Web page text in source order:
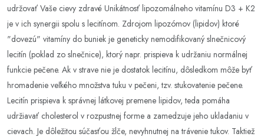
udržovať Vaše cievy zdravé Unikátnosť lipozomálneho vitamínu D3 + K2
je v ich synergii spolu s lecitínom. Zdrojom lipozómov (lipidov) ktoré
"dovezú" vitamíny do buniek je geneticky nemodifikovaný slnečnicový
lecitín (poklad zo slnečnice), ktorý napr. prispieva k udržaniu normálnej
funkcie pečene. Ak v strave nie je dostatok lecitínu, dôsledkom môže byť
hromadenie veľkého množstva tuku v pečeni, tzv. stukovatenie pečene.
Lecitín prispieva k správnej látkovej premene lipidov, teda pomáha
udržiavať cholesterol v rozpustnej forme a zamedzuje jeho ukladaniu v
cievach. Je dôležitou súčasťou žlče, nevyhnutnej na trávenie tukov. Taktiež